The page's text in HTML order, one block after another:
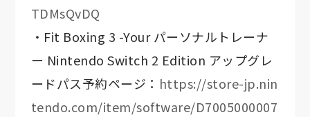
TDMsQvDQ
・Fit Boxing 3 -Your パーソナルトレーナ
ー Nintendo Switch 2 Edition アップグレ
ードパス予約ページ： https://store-jp.nin
tendo.com/item/software/D7005000007